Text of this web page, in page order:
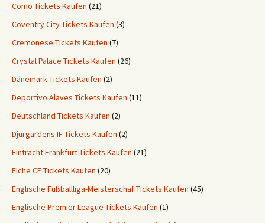
Como Tickets Kaufen (21)
Coventry City Tickets Kaufen (3)
Cremonese Tickets Kaufen (7)
Crystal Palace Tickets Kaufen (26)
Dänemark Tickets Kaufen (2)
Deportivo Alaves Tickets Kaufen (11)
Deutschland Tickets Kaufen (2)
Djurgardens IF Tickets Kaufen (2)
Eintracht Frankfurt Tickets Kaufen (21)
Elche CF Tickets Kaufen (20)
Englische Fußballliga-Meisterschaf Tickets Kaufen (45)
Englische Premier League Tickets Kaufen (1)